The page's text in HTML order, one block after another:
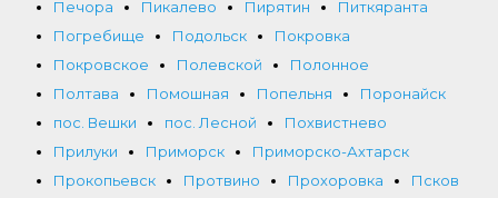
Печора Пикалево Пирятин
Питкяранта
Погребище
Подольск
Покровка
Покровское
Полевской
Полонное
Полтава
Помошная Попельня
Поронайск
пос. Вешки
пос. Лесной
Похвистнево
Прилуки
Приморск
Приморско-Ахтарск
Прокопьевск
Протвино Прохоровка
Псков